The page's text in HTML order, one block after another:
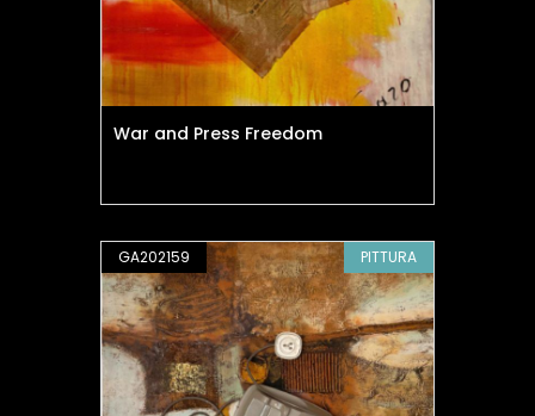
War and Press Freedom
GA202159 PITTURA